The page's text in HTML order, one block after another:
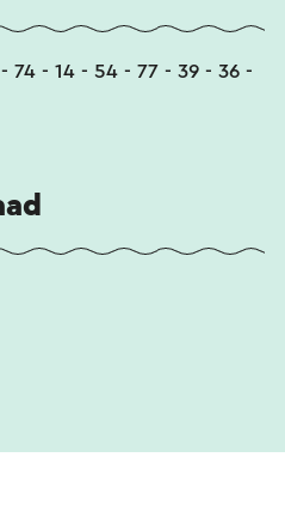
74 - 14 - 54 - 77 - 39 - 36 -